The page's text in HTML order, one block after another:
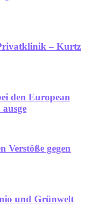
– Kurtz
den European
Verstöße gegen
und Grünwelt